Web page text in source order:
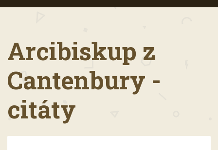
Arcibiskup z
Cantenbury -
citáty